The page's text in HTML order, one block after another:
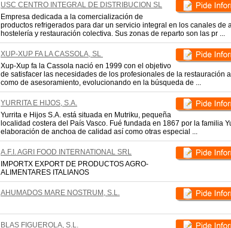
USC CENTRO INTEGRAL DE DISTRIBUCION SL
Empresa dedicada a la comercialización de
productos refrigerados para dar un servicio integral en los canales de
hostelería y restauración colectiva. Sus zonas de reparto son las pr ...
XUP-XUP FA LA CASSOLA, SL
Xup-Xup fa la Cassola nació en 1999 con el objetivo
de satisfacer las necesidades de los profesionales de la restauración
como de asesoramiento, evolucionando en la búsqueda de ...
YURRITA E HIJOS, S.A.
Yurrita e Hijos S.A. está situada en Mutriku, pequeña
localidad costera del País Vasco. Fué fundada en 1867 por la familia
elaboración de anchoa de calidad así como otras especial ...
A.F.I. AGRI FOOD INTERNATIONAL SRL
IMPORTX EXPORT DE PRODUCTOS AGRO-
ALIMENTARES ITALIANOS
AHUMADOS MARE NOSTRUM, S.L.
BLAS FIGUEROLA, S.L.